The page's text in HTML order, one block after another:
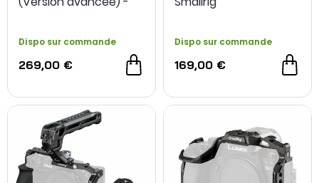
Dispo sur commande
269,00 €
Dispo sur commande
169,00 €